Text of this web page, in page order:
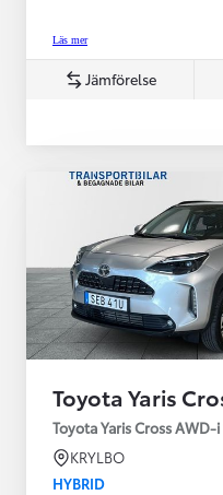
Läs mer
Jämförelse
Toyota Yaris
Toyota Yaris Cross
KRYLBO
HYBRID